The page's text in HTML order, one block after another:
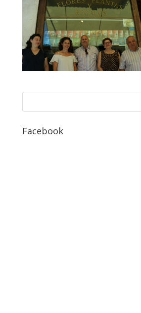
Facebook